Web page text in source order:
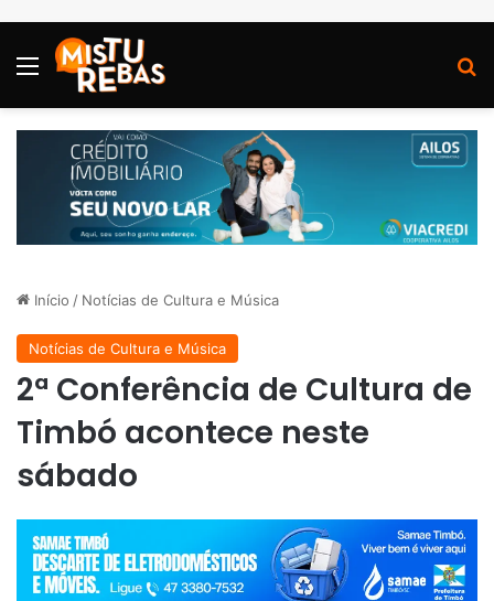
Menu
Início / Notícias de Cultura e Música
Notícias de Cultura e Música
2ª Conferência de Cultura de
Timbó acontece neste
sábado